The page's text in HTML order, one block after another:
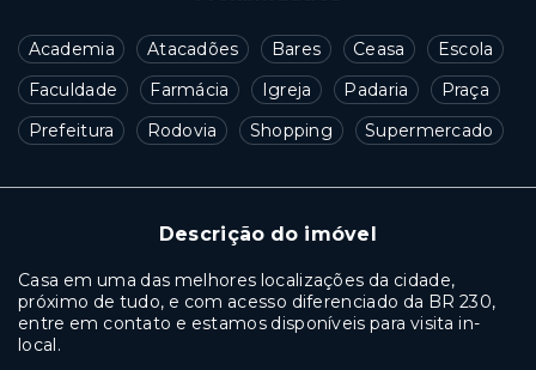
Academia Atacadões Bares Ceasa
Escola
Faculdade
Farmácia Igreja Padaria
Praça
Prefeitura
Rodovia Shopping Supermercado
Descrição do imóvel
Casa em uma das melhores localizações da cidade,
próximo de tudo, e com acesso diferenciado da BR 230,
entre em contato e estamos disponíveis para visita in-
local.